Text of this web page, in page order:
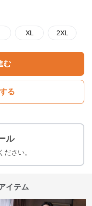
XL 2XL
む
る
ル
ださい。
イテム